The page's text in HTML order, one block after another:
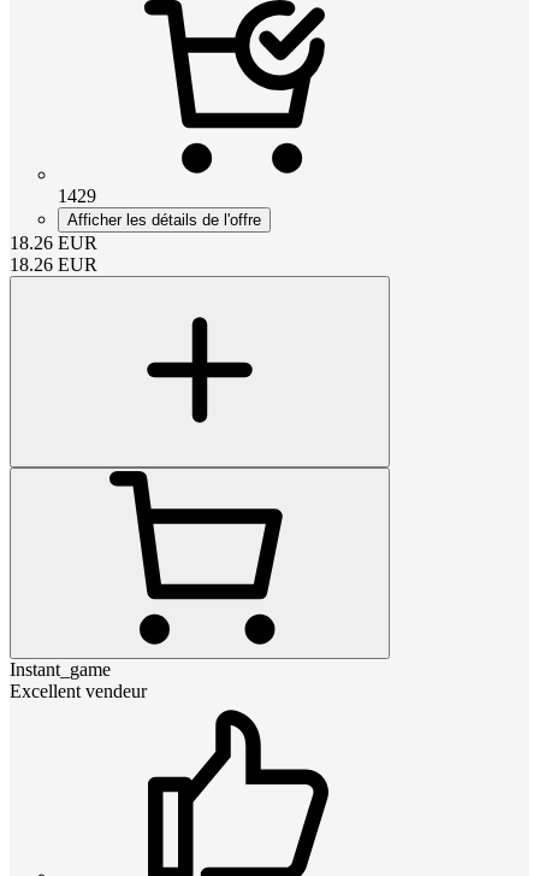
1429
Afficher les détails de l'offre
18.26 EUR
18.26 EUR
Instant_game
Excellent vendeur